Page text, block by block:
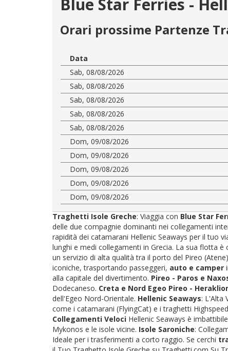
Blue Star Ferries -
Orari prossime Partenze
Data
Sab, 08/08/2026
Sab, 08/08/2026
Sab, 08/08/2026
Sab, 08/08/2026
Sab, 08/08/2026
Dom, 09/08/2026
Dom, 09/08/2026
Dom, 09/08/2026
Dom, 09/08/2026
Dom, 09/08/2026
Traghetti Isole Greche: Viaggia con Blue Star
delle due compagnie dominanti nei collegamenti
rapidità dei catamarani Hellenic Seaways per il tuo
lunghi e medi collegamenti in Grecia. La sua flotta
un servizio di alta qualità tra il porto del Pireo
iconiche, trasportando passeggeri, auto e camper
alla capitale del divertimento. Pireo - Paros e
Dodecaneso. Creta e Nord Egeo Pireo -
dell'Egeo Nord-Orientale. Hellenic Seaways: L'Alta
come i catamarani (FlyingCat) e i traghetti
Collegamenti Veloci Hellenic Seaways è
Mykonos e le isole vicine. Isole Saroniche:
Ideale per i trasferimenti a corto raggio. Se cerchi